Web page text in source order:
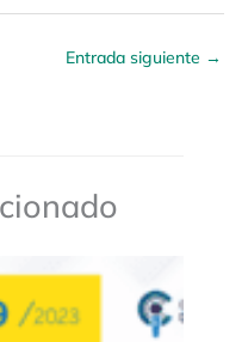
Entrada siguiente →